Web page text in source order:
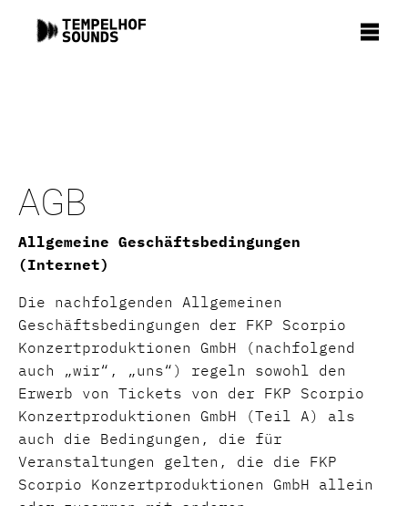
AGB
Allgemeine Geschäftsbedingungen
(Internet)
Die nachfolgenden Allgemeinen
Geschäftsbedingungen der FKP Scorpio
Konzertproduktionen GmbH (nachfolgend
auch „wir“, „uns“) regeln sowohl den
Erwerb von Tickets von der FKP Scorpio
Konzertproduktionen GmbH (Teil A) als
auch die Bedingungen, die für
Veranstaltungen gelten, die die FKP
Scorpio Konzertproduktionen GmbH allein